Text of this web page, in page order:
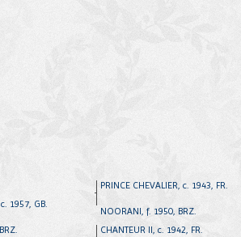
c. 1957, GB.
PRINCE CHEVALIER, c. 1943, FR.
NOORANI, f. 1950, BRZ.
CHANTEUR II, c. 1942, FR.